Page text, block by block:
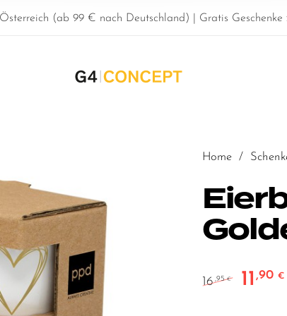
(ab 99 € nach Deutschland) | Gratis Geschenke
Home /
16,95€ 11 ,90€